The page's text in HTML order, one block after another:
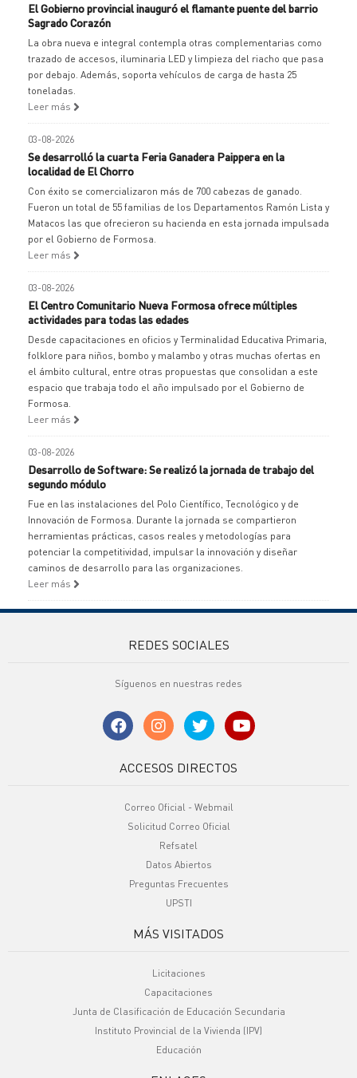
El Gobierno provincial inauguró el flamante puente del barrio
Sagrado Corazón
La obra nueva e integral contempla otras complementarias como
trazado de accesos, iluminaria LED y limpieza del riacho que pasa
por debajo. Además, soporta vehículos de carga de hasta 25
toneladas.
Leer más
03-08-2026
Se desarrolló la cuarta Feria Ganadera Paippera en la
localidad de El Chorro
Con éxito se comercializaron más de 700 cabezas de ganado.
Fueron un total de 55 familias de los Departamentos Ramón Lista y
Matacos las que ofrecieron su hacienda en esta jornada impulsada
por el Gobierno de Formosa.
Leer más
03-08-2026
El Centro Comunitario Nueva Formosa ofrece múltiples
actividades para todas las edades
Desde capacitaciones en oficios y Terminalidad Educativa Primaria,
folklore para niños, bombo y malambo y otras muchas ofertas en
el ámbito cultural, entre otras propuestas que consolidan a este
espacio que trabaja todo el año impulsado por el Gobierno de
Formosa.
Leer más
03-08-2026
Desarrollo de Software: Se realizó la jornada de trabajo del
segundo módulo
Fue en las instalaciones del Polo Científico, Tecnológico y de
Innovación de Formosa. Durante la jornada se compartieron
herramientas prácticas, casos reales y metodologías para
potenciar la competitividad, impulsar la innovación y diseñar
caminos de desarrollo para las organizaciones.
Leer más
REDES SOCIALES
Síguenos en nuestras redes
ACCESOS DIRECTOS
Correo Oficial - Webmail
Solicitud Correo Oficial
Refsatel
Datos Abiertos
Preguntas Frecuentes
UPSTI
MÁS VISITADOS
Licitaciones
Capacitaciones
Junta de Clasificación de Educación Secundaria
Instituto Provincial de la Vivienda (IPV)
Educación